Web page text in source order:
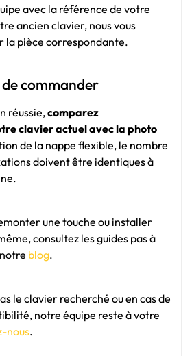
avec la référence de votre
ancien clavier, nous vous
la pièce correspondante.
commander
réussie,comparez
clavier actuel avec la photo
de la nappe flexible, le nombre
doivent être identiques à
une touche ou installer
consultez les guides pas à
blog.
le clavier recherché ou en cas de
notre équipe reste à votre
nous.